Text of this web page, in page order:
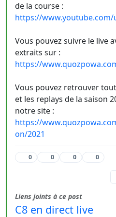
de la course :
https://www.youtube.com/
Vous pouvez suivre le live
extraits sur :
https://
Vous pouvez retrouver
et les replays de la saison
notre site :
https://
on/2021
0 0 0 0
Liens joints à ce post
C8 en direct live